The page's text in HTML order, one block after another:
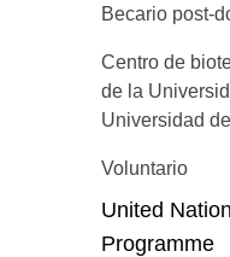
Becario post-
Centro de
de la
Universidad
Voluntario
United
Programme